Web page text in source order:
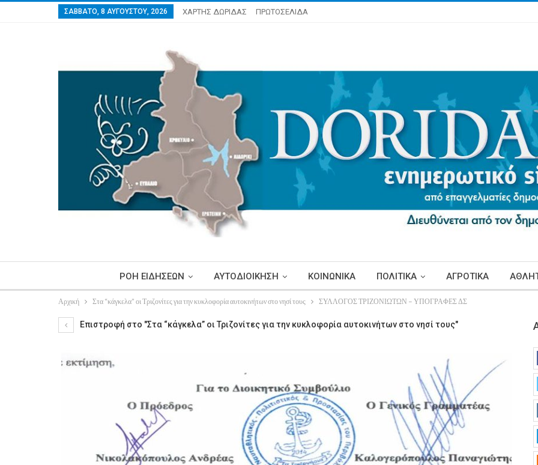
ΣΆΒΒΑΤΟ, 8 ΑΥΓΟΎΣΤΟΥ, 2026 ΧΑΡΤΗΣ ΔΩΡΙΔΑΣ ΠΡΩΤΟΣΕΛΙΔΑ
ΡΟΗ ΕΙΔΗΣΕΩΝ ΑΥΤΟΔΙΟΙΚΗΣΗ ΚΟΙΝΩΝΙΚΑ ΠΟΛΙΤΙΚΑ ΑΓΡΟΤΙΚΑ
Αρχική Στα “κάγκελα” οι Τριζονίτες για την κυκλοφορία αυτοκινήτων στο νησί τους ΣΥΛΛΟΓΟΣ ΤΡΙΖΟΝΙΩΤΩΝ – ΥΠΟΓΡΑΦΕΣ ΔΣ
Επιστροφή στο "Στα “κάγκελα” οι Τριζονίτες για την κυκλοφορία αυτοκινήτων στο νησί τους"